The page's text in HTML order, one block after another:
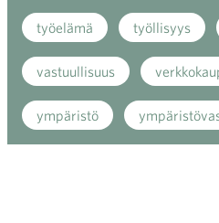
työelämä työllisyys
vastuullisuus
ympäristö